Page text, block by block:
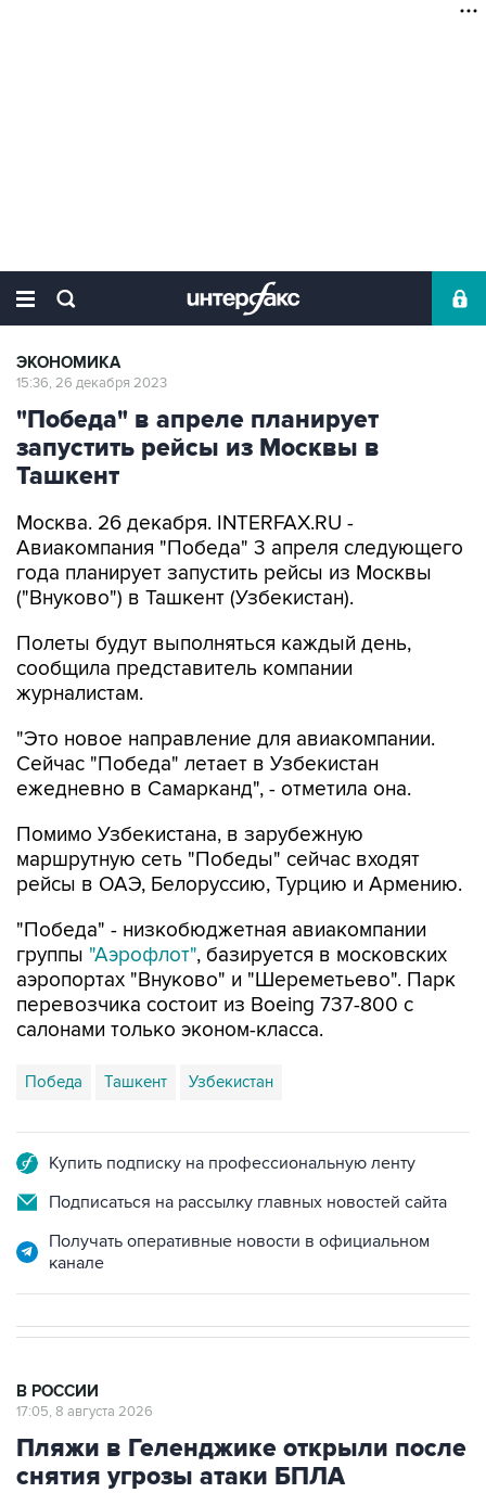
ЭКОНОМИКА
15:36, 26 декабря 2023
"Победа" в апреле планирует
запустить рейсы из Москвы в
Ташкент
Москва. 26 декабря. INTERFAX.RU -
Авиакомпания "Победа" 3 апреля следующего
года планирует запустить рейсы из Москвы
("Внуково") в Ташкент (Узбекистан).
Полеты будут выполняться каждый день,
сообщила представитель компании
журналистам.
"Это новое направление для авиакомпании.
Сейчас "Победа" летает в Узбекистан
ежедневно в Самарканд", - отметила она.
Помимо Узбекистана, в зарубежную
маршрутную сеть "Победы" сейчас входят
рейсы в ОАЭ, Белоруссию, Турцию и Армению.
"Победа" - низкобюджетная авиакомпании
группы "Аэрофлот", базируется в московских
аэропортах "Внуково" и "Шереметьево". Парк
перевозчика состоит из Boeing 737-800 с
салонами только эконом-класса.
Победа Ташкент Узбекистан
Купить подписку на профессиональную ленту
Подписаться на рассылку главных новостей сайта
Получать оперативные новости в официальном
канале
В РОССИИ
17:05, 8 августа 2026
Пляжи в Геленджике открыли после
снятия угрозы атаки БПЛА